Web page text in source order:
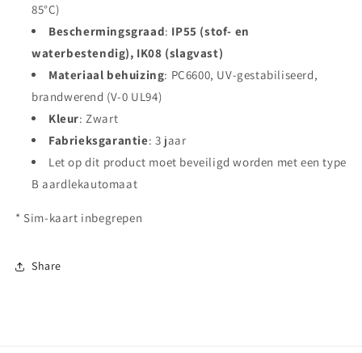
85°C)
Beschermingsgraad: IP55 (stof- en
waterbestendig), IK08 (slagvast)
Materiaal behuizing: PC6600, UV-gestabiliseerd,
brandwerend (V-0 UL94)
Kleur: Zwart
Fabrieksgarantie: 3 jaar
Let op dit product moet beveiligd worden met een type
B aardlekautomaat
* Sim-kaart inbegrepen
Share